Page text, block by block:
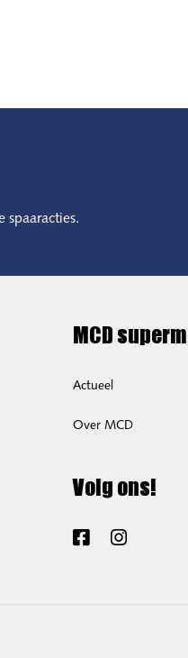
spaaracties.
MCD
Actueel
Over MCD
Volg ons!
Facebook